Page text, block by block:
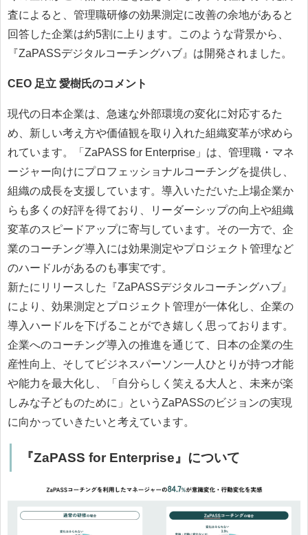
査によると、管理職研修の効果測定に改善の余地があると
回答した企業は約5割に上ります。このような背景から、
『ZaPASSデジタルコーチングハブ』は開発されました。
CEO 足立 愛樹氏のコメント
現代の日本企業は、急速な外部環境の変化に対応するた
め、新しい考え方や価値観を取り入れた組織変革が求めら
れています。「ZaPASS for Enterprise」は、管理職・マネ
ージャー向けにプロフェッショナルコーチングを提供し、
組織の成長を支援しています。導入いただいた上場企業か
らも多くの好評を得ており、リーダーシップの向上や組織
変革のスピードアップに寄与しています。その一方で、企
業のコーチング導入には効果測定やプロジェクト管理など
のハードルがあるのも事実です。
新たにリリースした『ZaPASSデジタルコーチングハブ』
により、効果測定とプロジェクト管理が一体化し、企業の
導入ハードルを下げることができ嬉しく思っております。
企業へのコーチング導入の推進を通じて、日本の企業の生
産性向上、そしてビジネスパーソン一人ひとりが持つ才能
や能力を最大化し、「自分らしく笑える大人と、未来が楽
しみな子どものために」というZaPASSのビジョンの実現
に向かっていきたいと考えています。
『ZaPASS for Enterprise』について